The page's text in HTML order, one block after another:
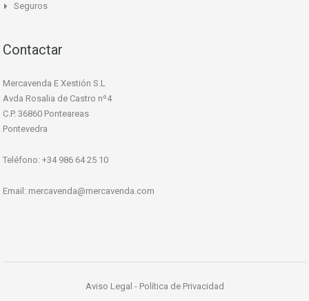
Seguros
Contactar
Mercavenda E Xestión S.L
Avda Rosalia de Castro nº4
C.P. 36860 Ponteareas
Pontevedra
Teléfono: +34 986 64 25 10
Email: mercavenda@mercavenda.com
Aviso Legal - Política de Privacidad